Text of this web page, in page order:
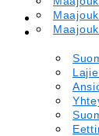
Etusivu
Liitto